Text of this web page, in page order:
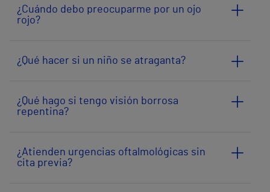
¿Cuándo debo preocuparme por un ojo
rojo?
¿Qué hacer si un niño se atraganta?
¿Qué hago si tengo visión borrosa
repentina?
¿Atienden urgencias oftalmológicas sin
cita previa?